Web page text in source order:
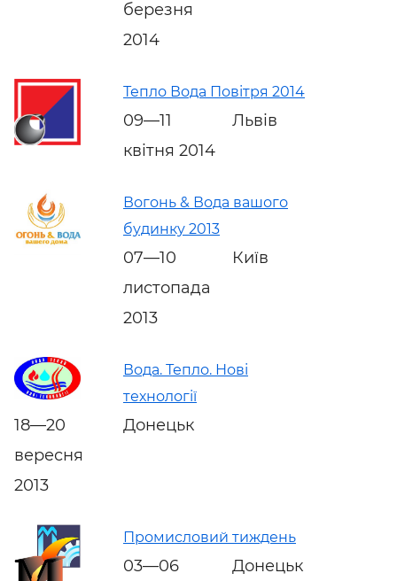
березня
2014
Тепло Вода Повітря 2014
09—11
квітня 2014
Львів
Вогонь & Вода вашого
будинку 2013
07—10
листопада
2013
Київ
Вода. Тепло. Нові
технології
18—20
вересня
2013
Донецьк
Промисловий тиждень
03—06
Донецьк